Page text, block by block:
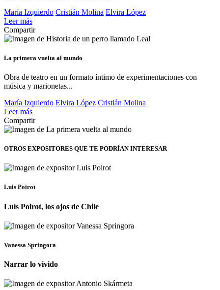
María Izquierdo Cristián Molina Elvira López
Leer más
Compartir
La primera vuelta al mundo
Obra de teatro en un formato íntimo de experimentaciones con
música y marionetas...
María Izquierdo Elvira López Cristián Molina
Leer más
Compartir
OTROS EXPOSITORES QUE TE PODRÍAN INTERESAR
Luis Poirot
Luis Poirot, los ojos de Chile
Vanessa Springora
Narrar lo vivido